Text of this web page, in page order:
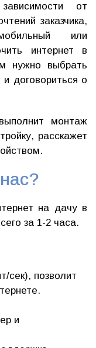
от
заказчика,
или
интернет в
нужно выбрать
договориться о
монтаж
расскажет
на дачу в
за 1-2 часа.
сек), позволит
и